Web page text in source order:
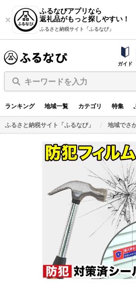
ふるなびアプリなら
返礼品がもっと探しやすい！
ふるさと納税サイト「ふるなび」
ガイド
キーワードを入力
ランキング 地域一覧 カテゴリ 特集
ふるさと納税サイト「ふるなび」 地域でさ